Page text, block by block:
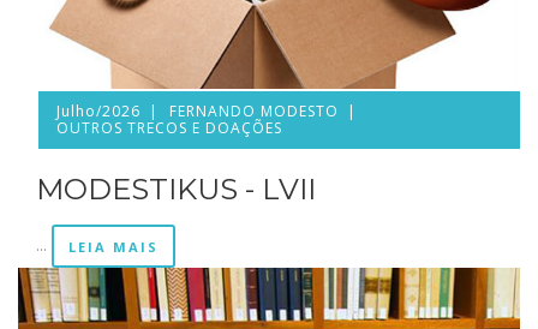
Julho/2026
FERNANDO MODESTO
OUTROS TRECOS E DOAÇÕES
MODESTIKUS - LVII
... LEIA MAIS